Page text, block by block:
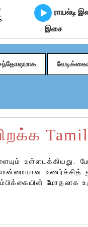
ராயல்டி
இசை
உள்ளடக்கியது.
உணர்ச்சித்
மோதலாக